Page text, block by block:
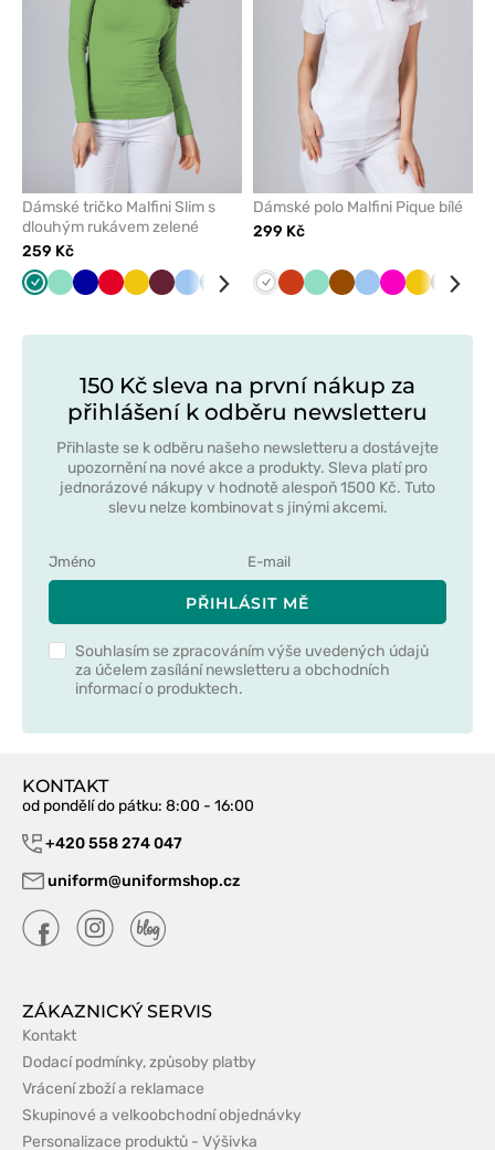
Dámské tričko Malfini Slim s
dlouhým rukávem zelené
259 Kč
ZelenáMátováTmavěČervenáŽlutáTřešňová
ModráKaraibsky
ČernáMalinováNámořnická
Šedá Bílá
Dámské polo Malfini Pique bílé
299 Kč
Bílá Oranžová
MátováHnědáModráMalinová
Žlutá
150 Kč sleva na první nákup za
přihlášení k odběru newsletteru
Přihlaste se k odběru našeho newsletteru a dostávejte
upozornění na nové akce a produkty. Sleva platí pro
jednorázové nákupy v hodnotě alespoň 1500 Kč. Tuto
slevu nelze kombinovat s jinými akcemi.
PŘIHLÁSIT MĚ
Souhlasím se zpracováním výše uvedených údajů
za účelem zasílání newsletteru a obchodních
informací o produktech.
KONTAKT
od pondělí do pátku: 8:00 - 16:00
+420 558 274 047
uniform@uniformshop.cz
ZÁKAZNICKÝ SERVIS
Kontakt
Dodací podmínky, způsoby platby
Vrácení zboží a reklamace
Skupinové a velkoobchodní objednávky
Personalizace produktů - Výšivka